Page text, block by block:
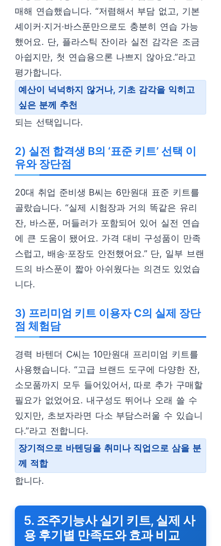
매해 연습했습니다. “저렴해서 부담 없고, 기본
셰이커·지거·바스푼만으로도 충분히 연습 가능
했어요. 단, 플라스틱 잔이라 실전 감각은 조금
아쉽지만, 첫 연습용으론 나쁘지 않아요.”라고
평가합니다.
예산이 넉넉하지 않거나, 기초 감각을 익히고
싶은 분께 추천
되는 선택입니다.
2) 실전 합격생 B의 ‘표준 키트’ 선택 이
유와 장단점
20대 취업 준비생 B씨는 6만원대 표준 키트를
골랐습니다. “실제 시험장과 거의 똑같은 유리
잔, 바스푼, 머들러가 포함되어 있어 실전 연습
에 큰 도움이 됐어요. 가격 대비 구성품이 만족
스럽고, 배송·포장도 안전했어요.” 단, 일부 브랜
드의 바스푼이 짧아 아쉬웠다는 의견도 있었습
니다.
3) 프리미엄 키트 이용자 C의 실제 장단
점 체험담
경력 바텐더 C씨는 10만원대 프리미엄 키트를
사용했습니다. “고급 브랜드 도구에 다양한 잔,
소모품까지 모두 들어있어서, 따로 추가 구매할
필요가 없었어요. 내구성도 뛰어나 오래 쓸 수
있지만, 초보자라면 다소 부담스러울 수 있습니
다.”라고 전합니다.
장기적으로 바텐딩을 취미나 직업으로 삼을 분
께 적합
합니다.
5. 조주기능사 실기 키트, 실제 사
용 후기별 만족도와 효과 비교